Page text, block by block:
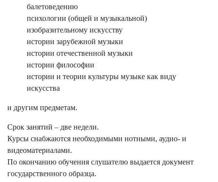
балетоведению
психологии (общей и музыкальной)
изобразительному искусству
истории зарубежной музыки
истории отечественной музыки
истории философии
истории и теории культуры музыке как виду
искусства
и другим предметам.
Срок занятий – две недели.
Курсы снабжаются необходимыми нотными, аудио- и
видеоматериалами.
По окончанию обучения слушателю выдается документ
государственного образца.